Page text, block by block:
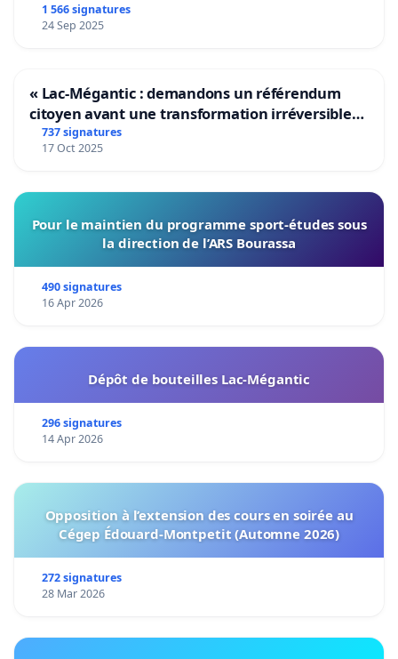
1 566 signatures
24 Sep 2025
« Lac-Mégantic : demandons un référendum
citoyen avant une transformation irréversible
de notre territoire »
737 signatures
17 Oct 2025
Pour le maintien du programme sport-études sous
la direction de l’ARS Bourassa
490 signatures
16 Apr 2026
Dépôt de bouteilles Lac-Mégantic
296 signatures
14 Apr 2026
Opposition à l’extension des cours en soirée au
Cégep Édouard-Montpetit (Automne 2026)
272 signatures
28 Mar 2026